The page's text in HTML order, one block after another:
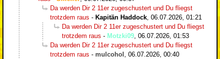
Da werden Dir 2 11er zugeschustert und Du fliegst
trotzdem raus - Kapitän Haddock 06.07.2026, 01:21
Da werden Dir 2 11er zugeschustert und Du fliegst
trotzdem raus - Motzki09 06.07.2026, 01:53
Da werden Dir 2 11er zugeschustert und Du fliegst
trotzdem raus - mulcohol
06.07.2026, 00:40